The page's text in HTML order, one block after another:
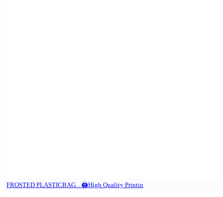
FROSTED PLASTICBAG. . 🖨️High Quality Printin